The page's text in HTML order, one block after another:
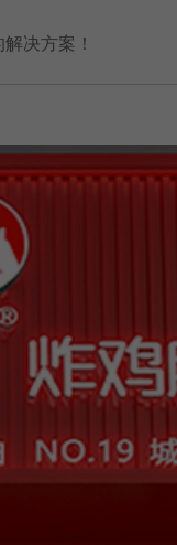
决方案！